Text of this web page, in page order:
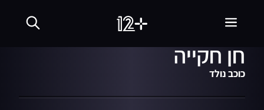
26.08.08
האודישן המלא של בת
חן חקייה
כוכב נולד